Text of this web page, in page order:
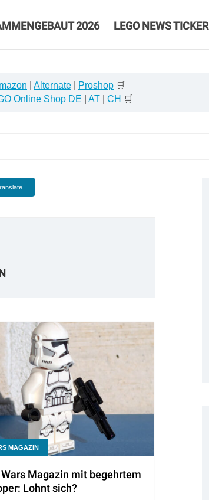
2026 LEGO NEWS TICKER
Alternate Proshop 🛒
Online Shop DE AT CH 🛒
MAGAZIN
Wars Magazin mit begehrtem
Lohnt sich?